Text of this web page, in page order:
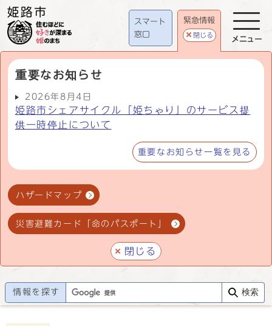
スマート
窓口
緊急情報
閉じる
重要なお知らせ
2026年8月4日
姫路市シェアサイクル「姫ちゃり」のサービス提
供一時停止について
重要なお知らせ一覧を見る
ハザードマップ
災害避難カード「命のパスポート」
閉じる
メニュー
情報を探す 検索